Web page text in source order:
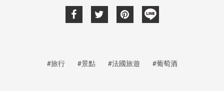
#旅行 #景點 #法國旅遊 #葡萄酒